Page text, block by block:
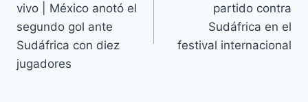
vivo | México anotó el
segundo gol ante
Sudáfrica con diez
jugadores
partido contra
Sudáfrica en el
festival internacional